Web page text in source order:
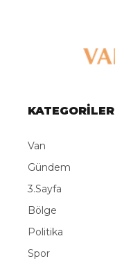
KATEGORİLER
Van
Gündem
3.Sayfa
Bölge
Politika
Spor